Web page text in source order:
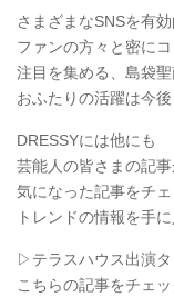
さまざまなSNSを有
ファンの方々と密に
注目を集める、島袋
おふたりの活躍は今
DRESSYには他にも
芸能人の皆さまの記事
気になった記事をチ
トレンドの情報を手
▷テラスハウス出演
こちらの記事をチェ